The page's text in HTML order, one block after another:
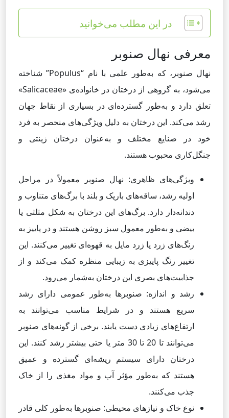
در این مطلب می‌خوانید
معرفی نهال صنوبر
نهال صنوبر، که به‌طور علمی با نام “Populus” شناخته
می‌شود، به گروهی از درختان در خانواده‌ی «Salicaceae»
تعلق دارد و به‌طور گسترده‌ای در بسیاری از نقاط جهان
رشد می‌کند. این درختان به دلیل ویژگی‌های منحصر به فرد
خود در صنایع مختلف و به‌عنوان درختان زینتی و
جنگل‌کاری محبوب هستند.
ویژگی‌های ظاهری: نهال صنوبر معمولاً در مراحل
اولیه رشد، ساقه‌های باریک و بلند با برگ‌های متناوب و
دندانه‌دار دارد. برگ‌های این درختان به شکل مثلثی یا
بیضی و به‌طور معمول سبز روشن هستند و در پاییز به
رنگ‌های زرد یا زرد مایل به قهوه‌ای تغییر می‌کنند. این
تغییر رنگ پاییزی به زیبایی منظره کمک می‌کند و از
جذابیت‌های بصری این درختان به‌شمار می‌رود.
رشد و اندازه: صنوبرها به‌طور عمومی دارای رشد
سریع هستند و در شرایط مناسب می‌توانند به
ارتفاع‌های زیادی دست یابند. برخی از گونه‌های صنوبر
می‌توانند تا 20 تا 30 متر یا حتی بیشتر رشد کنند. این
درختان دارای سیستم ریشه‌ای گسترده و عمیق
هستند که به‌طور مؤثر آب و مواد مغذی را از خاک
جذب می‌کنند.
نوع خاک و نیازهای محیطی: صنوبرها به‌طور کلی قادر